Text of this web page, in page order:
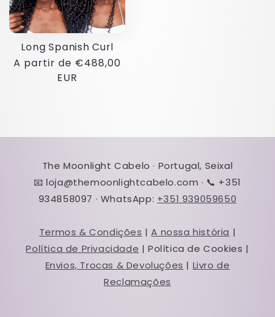
Long Spanish Curl
Preço
A partir de €488,00
EUR
The Moonlight Cabelo · Portugal, Seixal
📧 loja@themoonlightcabelo.com · 📞 +351
934858097 · WhatsApp: +351 939059650
Termos & Condições |A nossa história |
Política de Privacidade | Política de Cookies |
Envios, Trocas & Devoluções | Livro de
Reclamações